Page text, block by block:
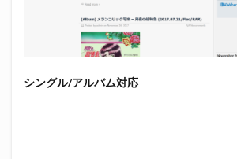
シングル/アルバム対応